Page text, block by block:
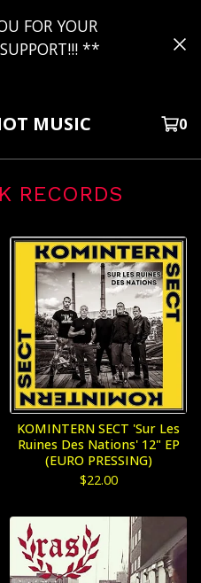
FOR YOUR
**
MUSIC 0
RECORDS
KOMINTERN SECT 'Sur Les
Ruines Des Nations' 12" EP
(EURO PRESSING)
$22.00